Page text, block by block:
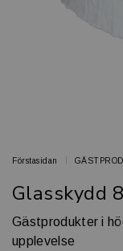
Förstasidan
Glasskydd
Gästprodukter i
upplevelse